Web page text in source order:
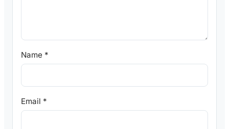
Name *
Email *